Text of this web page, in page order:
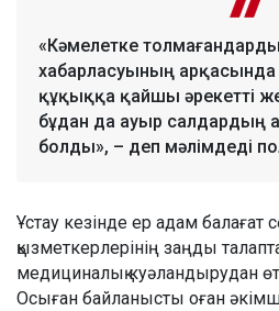
«Кәмелетке
хабарласуының арқасында
құқыққа қайшы әрекетті
бұдан да ауыр салдардың
болды», – деп мәлімдеді
Ұстау кезінде ер адам балағат
қызметкерлерінің заңды
медициналық куәландырудан
Осыған байланысты оған